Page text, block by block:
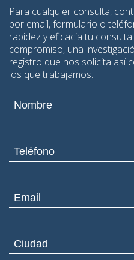
Para cualquier consulta,
por email, formulario o
rapidez y eficacia tu
compromiso, una
registro que nos solicita así
los que trabajamos.